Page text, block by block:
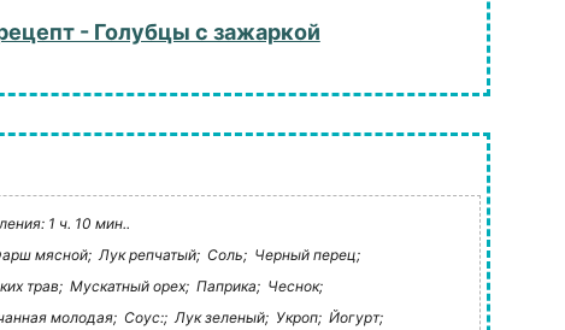
- Голубцы с зажаркой
1 ч. 10 мин..
мясной; Лук репчатый; Соль; Черный перец;
трав; Мускатный орех; Паприка; Чеснок;
молодая; Соус:; Лук зеленый; Укроп; Йогурт;